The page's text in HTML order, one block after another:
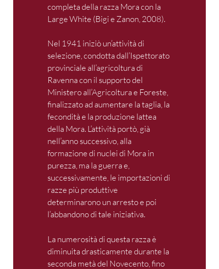
completa della razza Mora con la
Large White (Bigi e Zanon, 2008).
Nel 1941 iniziò un’attività di
selezione, condotta dall’Ispettorato
provinciale all’agricoltura di
Ravenna con il supporto del
Ministero all’Agricoltura e Foreste,
finalizzato ad aumentare la taglia, la
fecondità e la produzione lattea
della Mora. L’attività portò, già
nell’anno successivo, alla
formazione di nuclei di Mora in
purezza, ma la guerra e,
successivamente, le importazioni di
razze più produttive
determinarono un arresto e poi
l’abbandono di tale iniziativa.
La numerosità di questa razza è
diminuita drasticamente durante la
seconda metà del Novecento, fino